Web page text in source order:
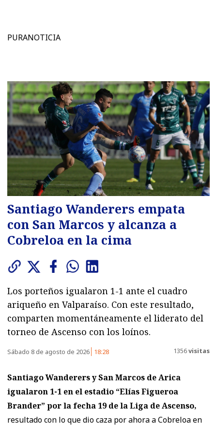
PURANOTICIA
Santiago Wanderers empata
con San Marcos y alcanza a
Cobreloa en la cima
Los porteños igualaron 1-1 ante el cuadro
ariqueño en Valparaíso. Con este resultado,
comparten momentáneamente el liderato del
torneo de Ascenso con los loínos.
Sábado 8 de agosto de 2026 18:28 1356visitas
Santiago Wanderers y San Marcos de Arica
igualaron 1-1 en el estadio “Elías Figueroa
Brander” por la fecha 19 de la Liga de Ascenso,
resultado con lo que dio caza por ahora a Cobreloa en